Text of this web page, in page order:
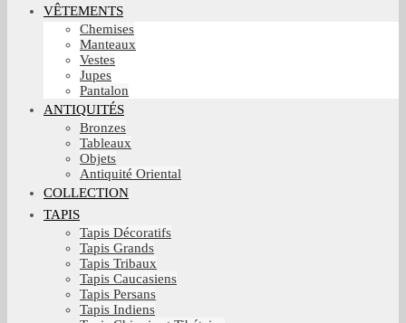
VÊTEMENTS
Chemises
Manteaux
Vestes
Jupes
Pantalon
ANTIQUITÉS
Bronzes
Tableaux
Objets
Antiquité Oriental
COLLECTION
TAPIS
Tapis Décoratifs
Tapis Grands
Tapis Tribaux
Tapis Caucasiens
Tapis Persans
Tapis Indiens